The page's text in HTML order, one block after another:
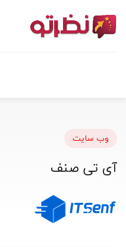
وب سایت
آی تی صنف